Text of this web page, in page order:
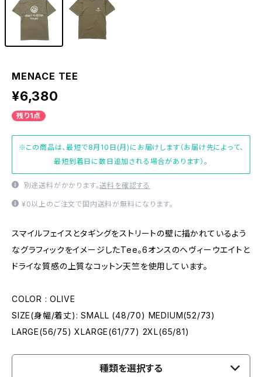
MENACE TEE
¥6,380
残り1点
※この商品は、最短で8月10日(月)にお届けします（お届け先によって、
最短到着日に数日追加される場合があります）。
別途送料がかかります。送料を確認する
¥0以上のご注文で国内送料が無料になります。
スマイルフェイスとタギングをストリートの壁に描かれているよう
なグラフィックをイメージしたTee。6オンスのヘヴィーウエイトと
ドライな質感の上質なコットン天竺を使用しています。
COLOR : OLIVE
SIZE(身幅/着丈): SMALL (48/70) MEDIUM(52/73)
LARGE(56/75) XLARGE(61/77) 2XL(65/81)
種類を選択する